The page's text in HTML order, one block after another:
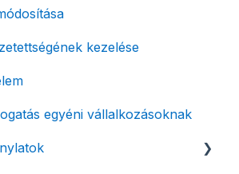
kezelése
egyéni vállalkozásoknak